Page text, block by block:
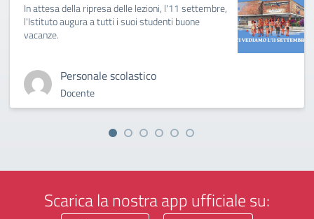
In attesa della ripresa delle lezioni, l'11 settembre,
l'Istituto augura a tutti i suoi studenti buone
vacanze.
Personale scolastico
Docente
Scarica la nostra app ufficiale su: